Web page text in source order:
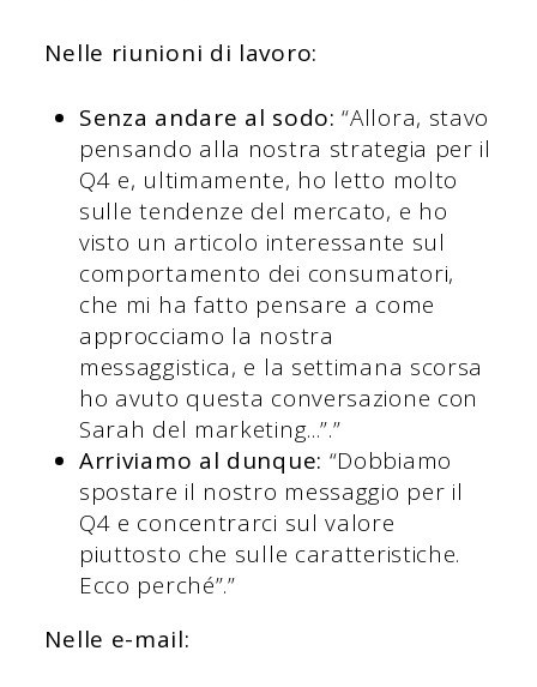
Nelle riunioni di lavoro:
Senza andare al sodo:“Allora, stavo
pensando alla nostra strategia per il
Q4 e, ultimamente, ho letto molto
sulle tendenze del mercato, e ho
visto un articolo interessante sul
comportamento dei consumatori,
che mi ha fatto pensare a come
approcciamo la nostra
messaggistica, e la settimana scorsa
ho avuto questa conversazione con
Sarah del marketing...”.”
Arriviamo al dunque: “Dobbiamo
spostare il nostro messaggio per il
Q4 e concentrarci sul valore
piuttosto che sulle caratteristiche.
Ecco perché”.”
Nelle e-mail: